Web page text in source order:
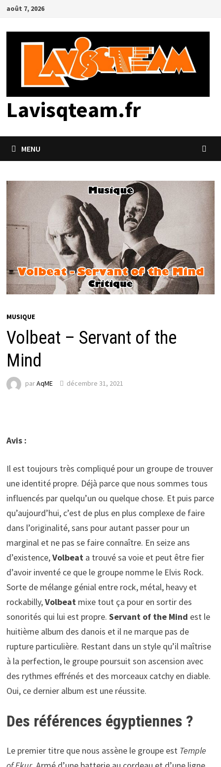
Passer
contenu
août 7, 2026
Lavisqteam.fr
MENU
MUSIQUE
Volbeat – Servant of the
Mind
parAqME décembre 31, 2021
Avis :
Il est toujours très compliqué pour un groupe de trouver
une identité propre. Déjà parce que nous sommes tous
influencés par quelqu’un ou quelque chose. Et puis parce
qu’aujourd’hui, c’est de plus en plus complexe de faire
dans l’originalité, sans pour autant passer pour un
marginal et ne pas se faire connaître. En seize ans
d’existence,Volbeat a trouvé sa voie et peut être fier
d’avoir inventé ce que le groupe nomme le Elvis Rock.
Sorte de mélange génial entre rock, métal, heavy et
rockabilly,Volbeat mixe tout ça pour en sortir des
sonorités qui lui est propre. Servant of the Mind est le
huitième album des danois et il ne marque pas de
rupture particulière. Restant dans un style qu’il maîtrise
à la perfection, le groupe poursuit son ascension avec
des rythmes effrénés et des morceaux catchy en diable.
Oui, ce dernier album est une réussite.
Des références égyptiennes ?
Le premier titre que nous assène le groupe est Temple